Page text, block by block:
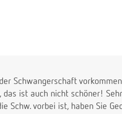
Schwangerschaft
ist auch nicht schöner!
Schw. vorbei ist, haben Sie